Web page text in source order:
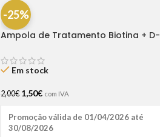
-25%
Ampola de Tratamento Biotina + D-
Em stock
2,00€ 1,50€ com IVA
Promoção válida de 01/04/2026 até
30/08/2026